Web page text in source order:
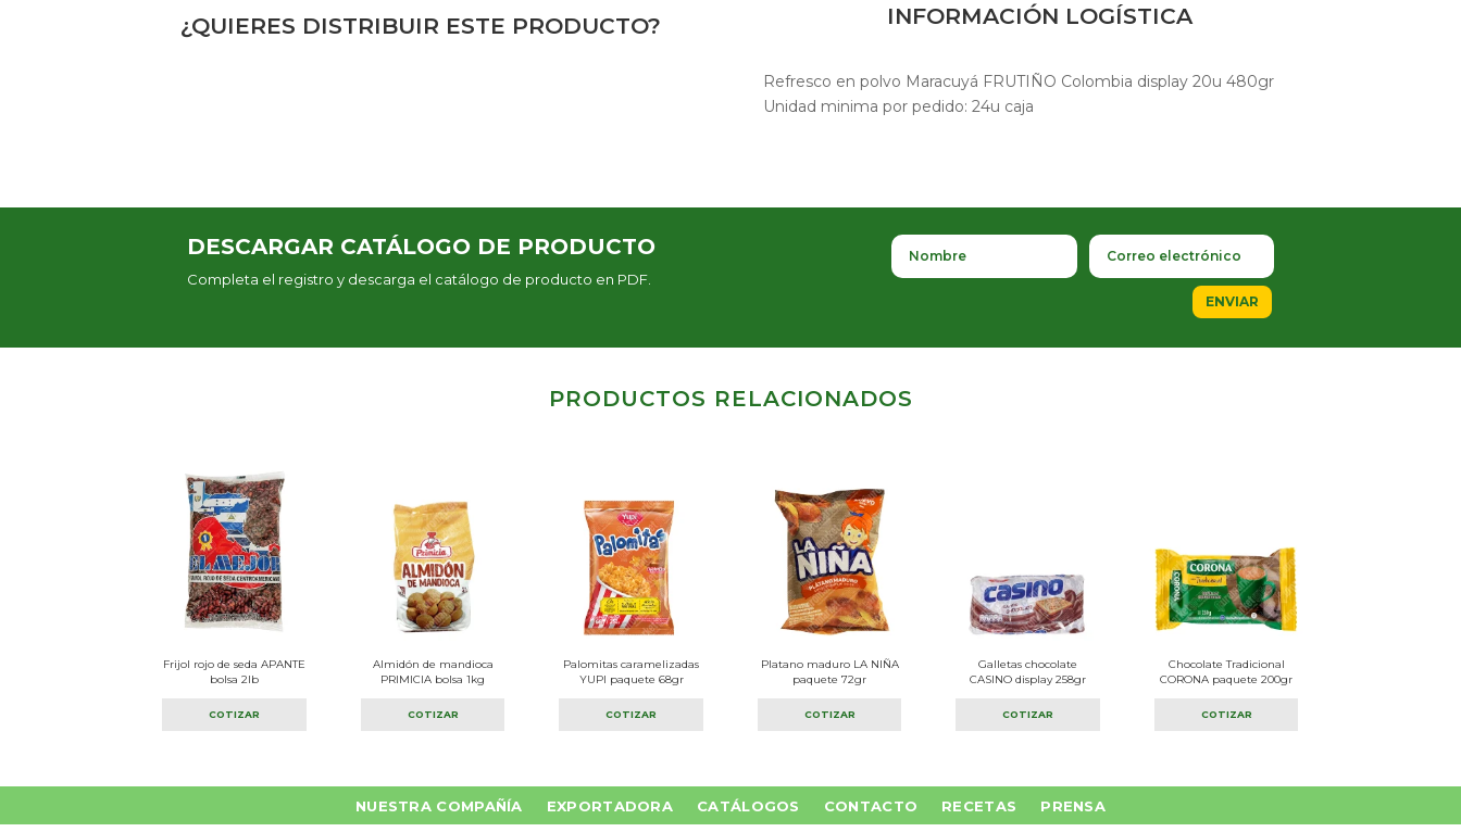
¿QUIERES DISTRIBUIR ESTE PRODUCTO? INFORMACIÓN LOGÍSTICA
Refresco en polvo Maracuyá FRUTIÑO Colombia display 20u 480gr
Unidad minima por pedido: 24u caja
DESCARGAR CATÁLOGO DE PRODUCTO
Completa el registro y descarga el catálogo de producto en PDF.
ENVIAR
PRODUCTOS RELACIONADOS
Frijol rojo de seda APANTE
bolsa 2lb
COTIZAR
Almidón de mandioca
PRIMICIA bolsa 1kg
COTIZAR
Palomitas caramelizadas
YUPI paquete 68gr
COTIZAR
Platano maduro LA NIÑA
paquete 72gr
COTIZAR
Galletas chocolate
CASINO display 258gr
COTIZAR
Chocolate Tradicional
CORONA paquete 200gr
COTIZAR
NUESTRA COMPAÑÍA EXPORTADORA CATÁLOGOS CONTACTO RECETAS PRENSA